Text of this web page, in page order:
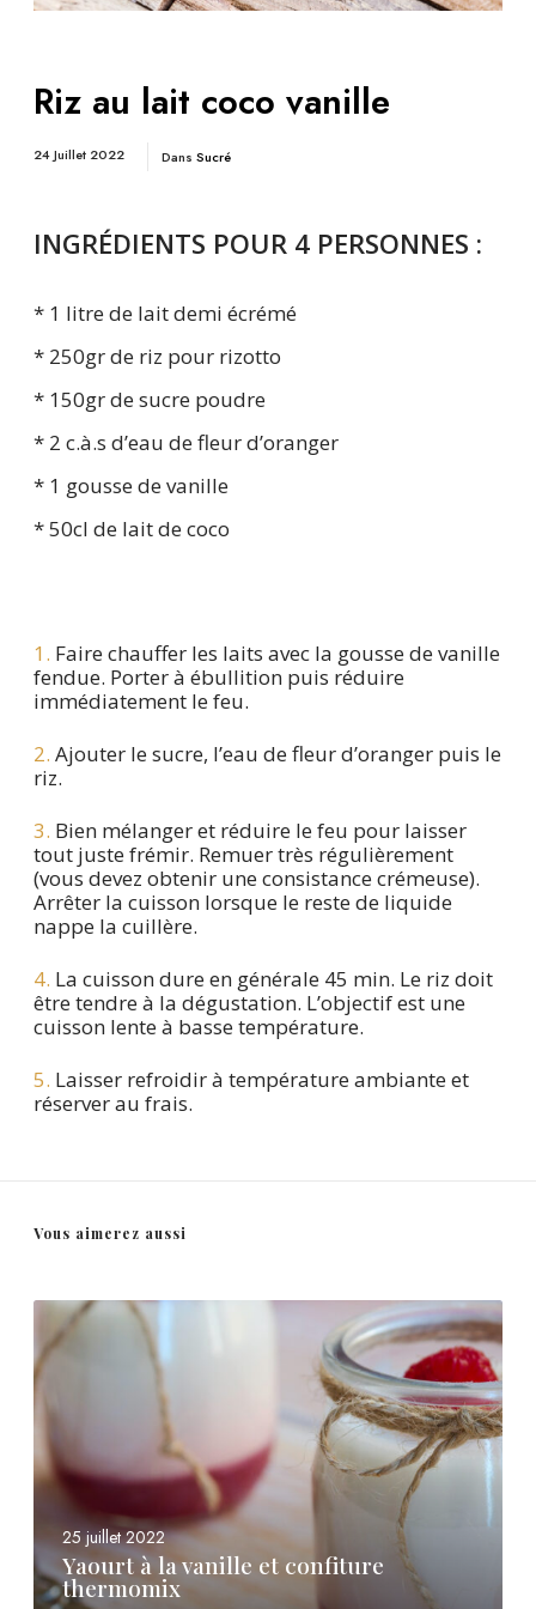
Riz au lait coco vanille
24 Juillet 2022 Dans Sucré
INGRÉDIENTS POUR 4 PERSONNES :
* 1 litre de lait demi écrémé
* 250gr de riz pour rizotto
* 150gr de sucre poudre
* 2 c.à.s d’eau de fleur d’oranger
* 1 gousse de vanille
* 50cl de lait de coco
1. Faire chauffer les laits avec la gousse de vanille
fendue. Porter à ébullition puis réduire
immédiatement le feu.
2. Ajouter le sucre, l’eau de fleur d’oranger puis le
riz.
3. Bien mélanger et réduire le feu pour laisser
tout juste frémir. Remuer très régulièrement
(vous devez obtenir une consistance crémeuse).
Arrêter la cuisson lorsque le reste de liquide
nappe la cuillère.
4. La cuisson dure en générale 45 min. Le riz doit
être tendre à la dégustation. L’objectif est une
cuisson lente à basse température.
5. Laisser refroidir à température ambiante et
réserver au frais.
Vous aimerez aussi
Y
o
u
r
t
à
a
v
a
25 juillet 2022
Yaourt à la vanille et confiture
thermomix